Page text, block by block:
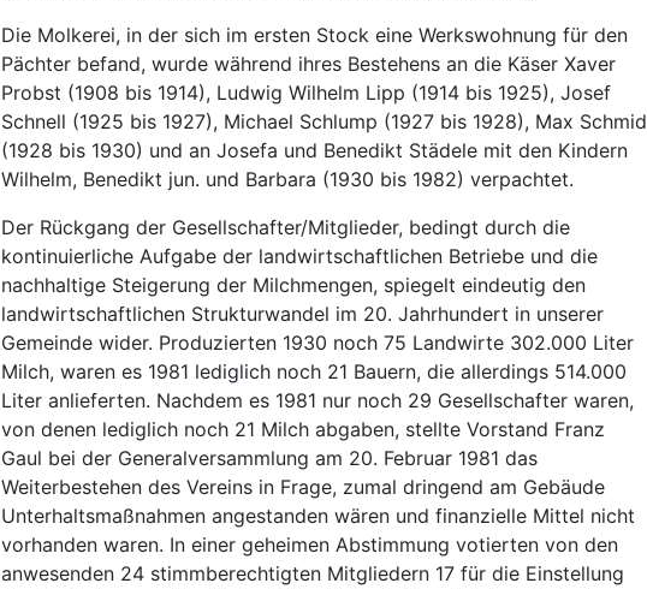
Die Molkerei, in der sich im ersten Stock eine Werkswohnung für den
Pächter befand, wurde während ihres Bestehens an die Käser Xaver
Probst (1908 bis 1914), Ludwig Wilhelm Lipp (1914 bis 1925), Josef
Schnell (1925 bis 1927), Michael Schlump (1927 bis 1928), Max Schmid
(1928 bis 1930) und an Josefa und Benedikt Städele mit den Kindern
Wilhelm, Benedikt jun. und Barbara (1930 bis 1982) verpachtet.
Der Rückgang der Gesellschafter/Mitglieder, bedingt durch die
kontinuierliche Aufgabe der landwirtschaftlichen Betriebe und die
nachhaltige Steigerung der Milchmengen, spiegelt eindeutig den
landwirtschaftlichen Strukturwandel im 20. Jahrhundert in unserer
Gemeinde wider. Produzierten 1930 noch 75 Landwirte 302.000 Liter
Milch, waren es 1981 lediglich noch 21 Bauern, die allerdings 514.000
Liter anlieferten. Nachdem es 1981 nur noch 29 Gesellschafter waren,
von denen lediglich noch 21 Milch abgaben, stellte Vorstand Franz
Gaul bei der Generalversammlung am 20. Februar 1981 das
Weiterbestehen des Vereins in Frage, zumal dringend am Gebäude
Unterhaltsmaßnahmen angestanden wären und finanzielle Mittel nicht
vorhanden waren. In einer geheimen Abstimmung votierten von den
anwesenden 24 stimmberechtigten Mitgliedern 17 für die Einstellung